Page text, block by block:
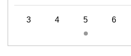
3 4 5 6